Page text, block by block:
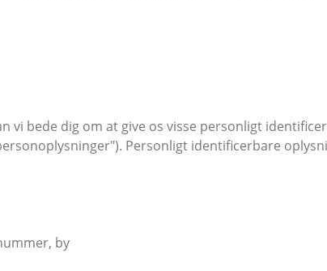
vi bede dig om at give os visse personligt
Personligt identificerbare
by